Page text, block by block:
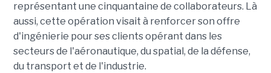
représentant une cinquantaine de collaborateurs. Là
aussi, cette opération visait à renforcer son offre
d'ingénierie pour ses clients opérant dans les
secteurs de l'aéronautique, du spatial, de la défense,
du transport et de l'industrie.